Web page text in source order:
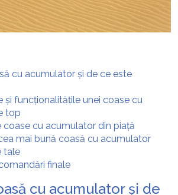
cu acumulator și de ce este
și funcționalitățile unei coase cu
top
coase cu acumulator din piață
mai bună coasă cu acumulator
tale
finale
cu acumulator și de